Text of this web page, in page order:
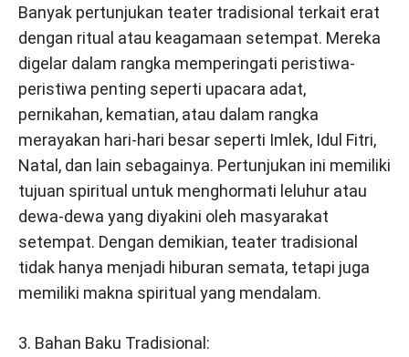
Banyak pertunjukan teater tradisional terkait erat
dengan ritual atau keagamaan setempat. Mereka
digelar dalam rangka memperingati peristiwa-
peristiwa penting seperti upacara adat,
pernikahan, kematian, atau dalam rangka
merayakan hari-hari besar seperti Imlek, Idul Fitri,
Natal, dan lain sebagainya. Pertunjukan ini memiliki
tujuan spiritual untuk menghormati leluhur atau
dewa-dewa yang diyakini oleh masyarakat
setempat. Dengan demikian, teater tradisional
tidak hanya menjadi hiburan semata, tetapi juga
memiliki makna spiritual yang mendalam.
3. Bahan Baku Tradisional: